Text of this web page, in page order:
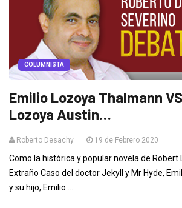
COLUMNISTA
Emilio Lozoya Thalmann
Lozoya Austin…
Roberto Desachy 19 de Febrero 2020
Como la histórica y popular novela de Robert
Extraño Caso del doctor Jekyll y Mr Hyde,
y su hijo, Emilio ...